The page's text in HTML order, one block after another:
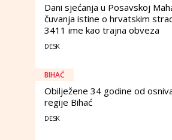
Dani sjećanja u Posavskoj
čuvanja istine o hrvatskim
3411 ime kao trajna obveza
DESK
BIHAĆ
Obilježene 34 godine od
regije Bihać
DESK